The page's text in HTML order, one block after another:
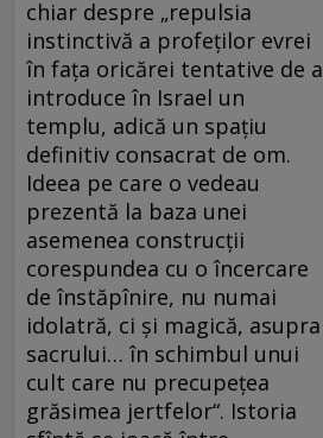
chiar despre „repulsia
instinctivă a profeţilor evrei
în faţa oricărei tentative de a
introduce în Israel un
templu, adică un spaţiu
definitiv consacrat de om.
Ideea pe care o vedeau
prezentă la baza unei
asemenea construcţii
corespundea cu o încercare
de înstăpînire, nu numai
idolatră, ci şi magică, asupra
sacrului… în schimbul unui
cult care nu precupeţea
grăsimea jertfelor“. Istoria